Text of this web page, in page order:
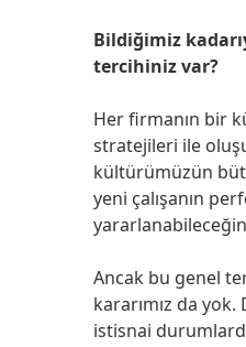
Bildiğimiz
tercihiniz var?
Her firmanın bir
stratejileri ile
kültürümüzün
yeni çalışanın
Ancak bu genel
kararımız da
istisnai